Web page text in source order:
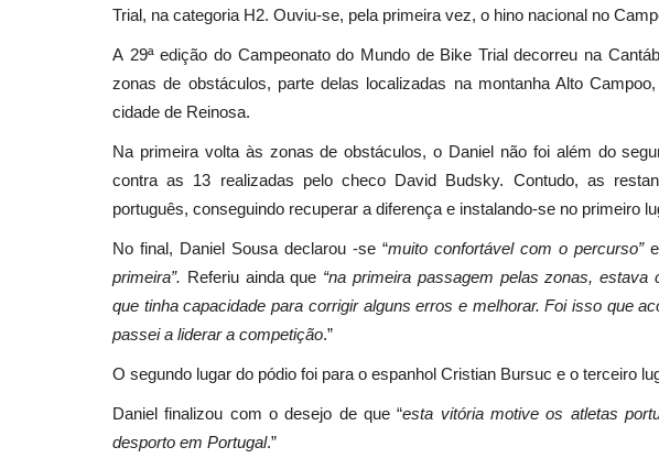
Trial, na categoria H2. Ouviu-se, pela primeira vez, o hino nacional no
A 29ª edição do Campeonato do Mundo de Bike Trial decorreu na
zonas de obstáculos, parte delas localizadas na montanha Alto
cidade de Reinosa.
Na primeira volta às zonas de obstáculos, o Daniel não foi além do
contra as 13 realizadas pelo checo David Budsky. Contudo, as
português, conseguindo recuperar a diferença e instalando-se no primeiro
No final, Daniel Sousa declarou -se “muito confortável com o percurso”
primeira”. Referiu ainda que “na primeira passagem pelas zonas,
que tinha capacidade para corrigir alguns erros e melhorar. Foi isso que
passei a liderar a competição.”
O segundo lugar do pódio foi para o espanhol Cristian Bursuc e o terceiro
Daniel finalizou com o desejo de que “esta vitória motive os atletas
desporto em Portugal.”